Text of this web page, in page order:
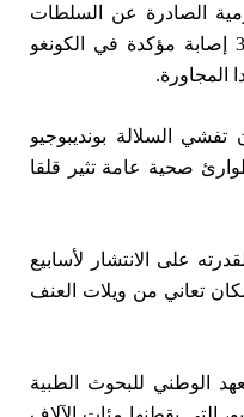
الصادرة عن السلطات
الصحية إلى تسجيل ⁠516 حالة و33 إصابة مؤكدة في الكونغو
المجاورة.
السلالة بونديبوجيو
صحية عامة تثير قلقا
على الانتشار لأسابيع
تعاني من ويلات العنف
الوطني للبحوث الطبية